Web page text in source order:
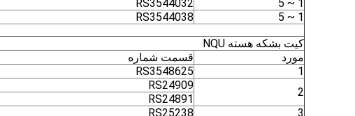
1 ~ 5
RS3544032
1 ~ 5
RS3544038
کیت بشکه هسته NQU
مورد
قسمت شماره
1
RS3548625
2
RS24909
RS24891
3
RS25238